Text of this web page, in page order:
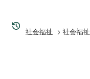
社会福祉 社会福祉